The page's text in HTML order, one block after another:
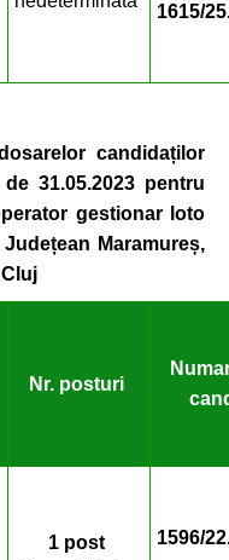
1615/
candidaților
31.05.2023 pentru
gestionar loto
Județean Maramureș,
Nr. posturi
1 post
1596/